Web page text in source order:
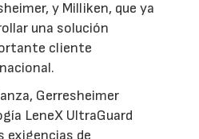
y Milliken, que ya
una solución
cliente
Gerresheimer
LeneX UltraGuard
exigencias de